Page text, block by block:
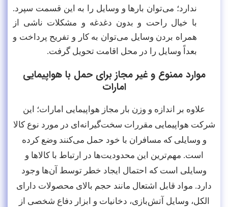
ندارد؛ می‌توان بارها و وسایل را به این قسمت سپرد.
با خیال راحت و بدون دغدغه و مشکلات ناشی از
همراه بردن وسایل می‌توان به کار و تفریح پرداخت و
بعداً وسایل را در محل اقامت تحویل گرفت.
موارد ممنوع و غیر مجاز برای حمل با هواپیمایی
امارات
علاوه بر اندازه و وزن بار مجاز هواپیمایی امارات؛ این
شرکت هواپیمایی مقررات سخت‌گیرانه‌ای در مورد نوع کالا
و وسایلی که مسافران با خود حمل می‌کنند وضع کرده
است. مهم‌ترین این محدودیت‌ها در ارتباط با کالاها و
وسایلی است که احتمال ایجاد خطر توسط آن‌ها وجود
دارد. مواد قابل اشتعال مانند حجم بالای محصولات دارای
الکل، وسایل آتش‌بازی، دخانیات و ابزار دفاع شخصی از